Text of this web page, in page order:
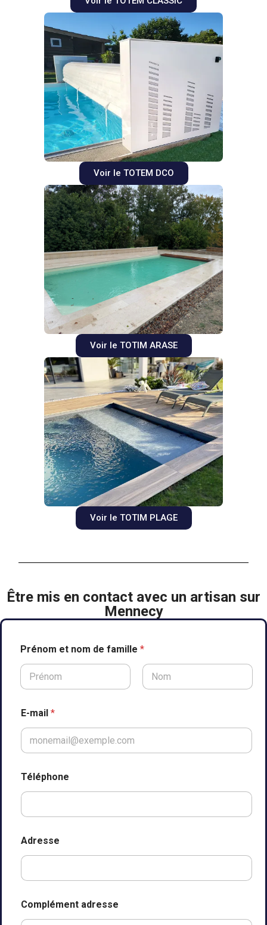
Voir le TOTEM DCO
Voir le TOTIM ARASE
Voir le TOTIM PLAGE
Être mis en contact avec un artisan sur
Mennecy
Prénom et nom de famille *
n
a
r
s
s
e
-
a
l
E-mail *
Téléphone
Adresse
Complément adresse